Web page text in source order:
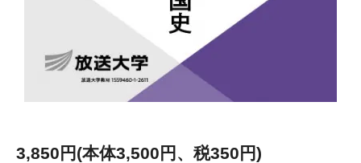
3,850円(本体3,500円、税350円)